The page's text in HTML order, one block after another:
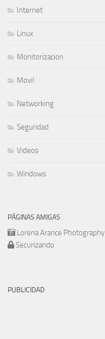
Internet
Linux
Monitorizacion
Movil
Networking
Seguridad
Videos
Windows
PÁGINAS AMIGAS
Lorena Arance Photography
Securizando
PUBLICIDAD